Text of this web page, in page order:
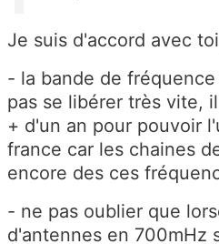
Je suis d'accord avec
- la bande de
pas se libérer très vite,
+ d'un an pour pouvoir
france car les chaines
encore des ces
- ne pas oublier que
d'antennes en 700mHz